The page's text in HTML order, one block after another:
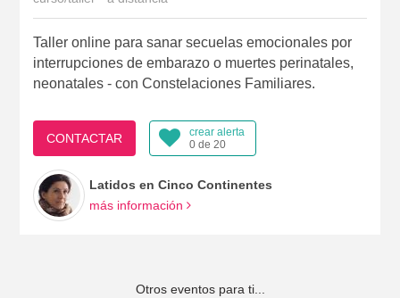
Taller online para sanar secuelas emocionales por
interrupciones de embarazo o muertes perinatales,
neonatales - con Constelaciones Familiares.
CONTACTAR
crear alerta
0 de 20
Latidos en Cinco Continentes
más información
Otros eventos para ti...